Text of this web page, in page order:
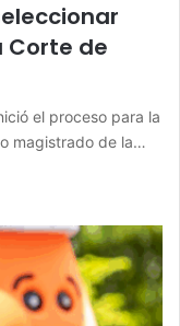
Corte de
el proceso para la
magistrado de la…